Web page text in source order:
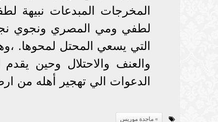
المخرجات المبدعات نبيهة
لطفي ومي المصري ونجوي نجار
التي يسعي المحتل لمحوها.
والعنف والاحتلال وحين
الدعوات الي تهجير أهله من
ماجدة موريس